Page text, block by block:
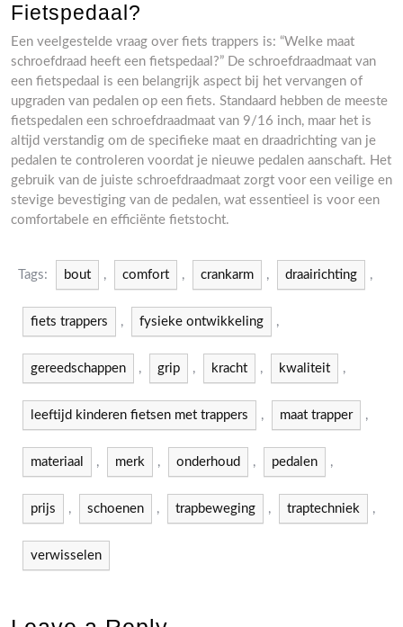
Fietspedaal?
Een veelgestelde vraag over fiets trappers is: “Welke maat
schroefdraad heeft een fietspedaal?” De schroefdraadmaat van
een fietspedaal is een belangrijk aspect bij het vervangen of
upgraden van pedalen op een fiets. Standaard hebben de meeste
fietspedalen een schroefdraadmaat van 9/16 inch, maar het is
altijd verstandig om de specifieke maat en draadrichting van je
pedalen te controleren voordat je nieuwe pedalen aanschaft. Het
gebruik van de juiste schroefdraadmaat zorgt voor een veilige en
stevige bevestiging van de pedalen, wat essentieel is voor een
comfortabele en efficiënte fietstocht.
Tags: bout , comfort , crankarm , draairichting ,
fiets trappers , fysieke ontwikkeling ,
gereedschappen , grip , kracht , kwaliteit ,
leeftijd kinderen fietsen met trappers , maat trapper ,
materiaal , merk , onderhoud , pedalen ,
prijs , schoenen , trapbeweging , traptechniek ,
verwisselen